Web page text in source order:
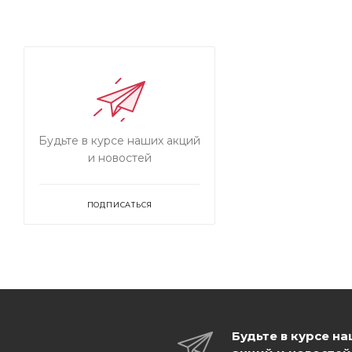
Будьте в курсе наших акций
и новостей
ПОДПИСАТЬСЯ
Будьте в курсе